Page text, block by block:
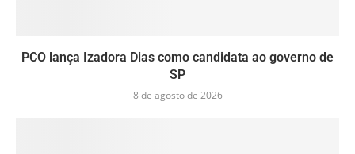
PCO lança Izadora Dias como candidata ao governo de
SP
8 de agosto de 2026